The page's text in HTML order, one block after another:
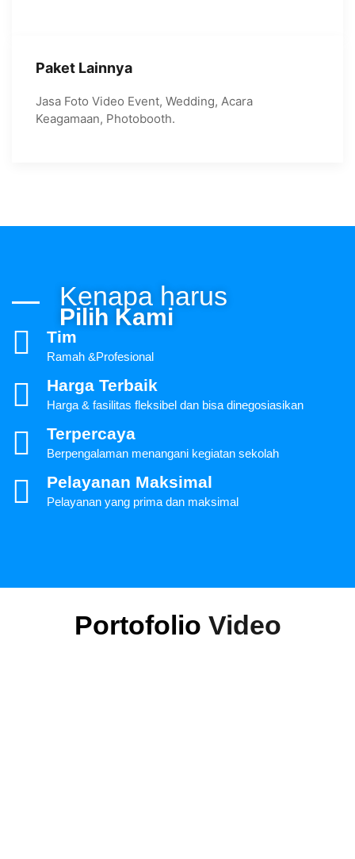
Paket Lainnya
Jasa Foto Video Event, Wedding, Acara
Keagamaan, Photobooth.
Kenapa harus
Pilih Kami
Tim
Ramah &Profesional
Harga Terbaik
Harga & fasilitas fleksibel dan bisa dinegosiasikan
Terpercaya
Berpengalaman menangani kegiatan sekolah
Pelayanan Maksimal
Pelayanan yang prima dan maksimal
Portofolio Video